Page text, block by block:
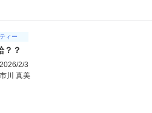
ィー
？？
2/3
市川 真美